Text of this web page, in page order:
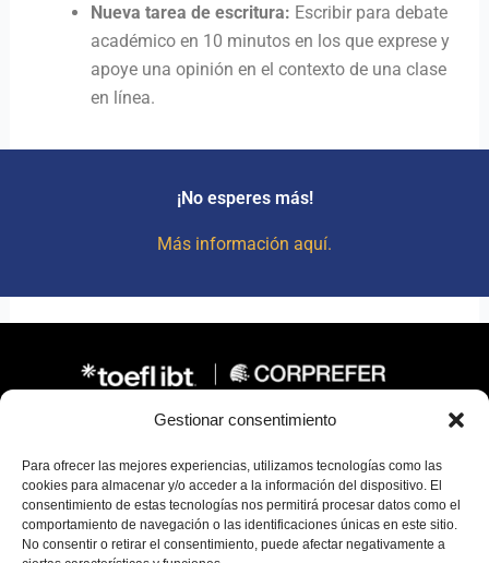
Gestionar consentimiento
Para ofrecer las mejores experiencias, utilizamos tecnologías como las
cookies para almacenar y/o acceder a la información del dispositivo. El
consentimiento de estas tecnologías nos permitirá procesar datos como el
comportamiento de navegación o las identificaciones únicas en este sitio.
No consentir o retirar el consentimiento, puede afectar negativamente a
Nueva tarea de escritura: Escribir para debate
académico en 10 minutos en los que exprese y
apoye una opinión en el contexto de una clase
en línea.
¡No esperes más!
Más información aquí.
Se recomienda navegar este sitio con Google Chrome
“Síguenos en nuestras redes sociales para más
actualizaciones y recursos.”